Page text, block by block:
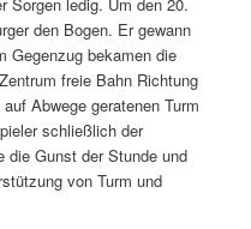
den Bogen. Er gewann
Gegenzug bekamen die
freie Bahn Richtung
Abwege geratenen Turm
schließlich der
die Gunst der Stunde und
von Turm und